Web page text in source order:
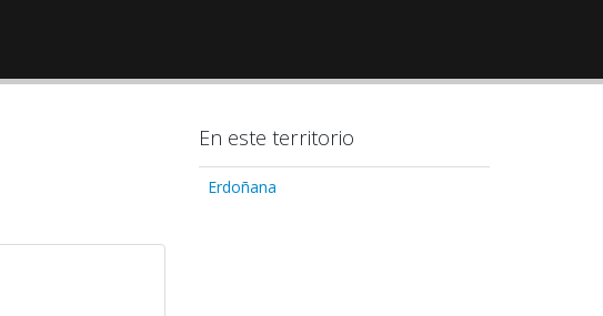
En este territorio
Erdoñana